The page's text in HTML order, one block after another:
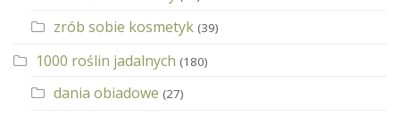
zrób sobie kosmetyk (39)
1000 roślin jadalnych (180)
dania obiadowe (27)